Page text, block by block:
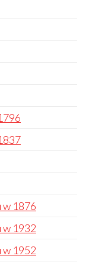
w 1876
w 1932
w 1952